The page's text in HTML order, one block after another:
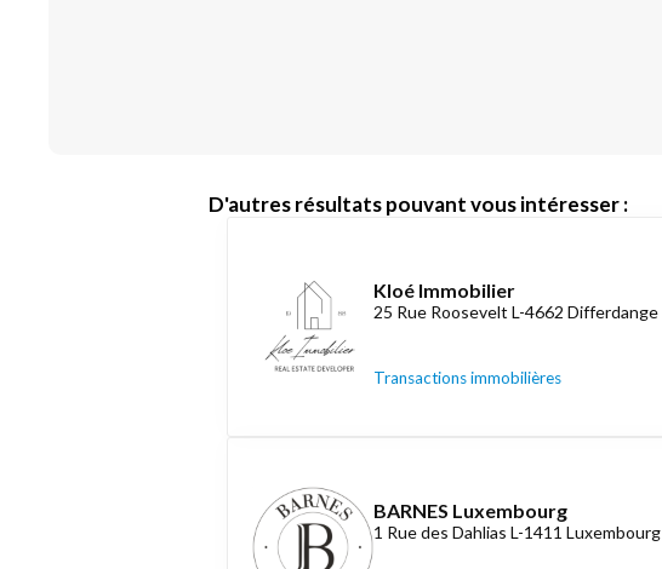
D'autres résultats pouvant vous intéresser :
Kloé Immobilier
25 Rue Roosevelt L-4662 Differdange
Transactions immobilières
BARNES Luxembourg
1 Rue des Dahlias L-1411 Luxembourg